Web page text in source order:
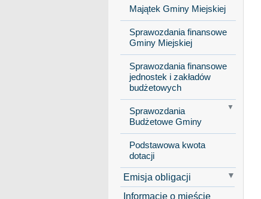
Majątek Gminy Miejskiej
Sprawozdania finansowe
Gminy Miejskiej
Sprawozdania finansowe
jednostek i zakładów
budżetowych
Sprawozdania
Budżetowe Gminy
Podstawowa kwota
dotacji
Emisja obligacji
Informacje o mieście